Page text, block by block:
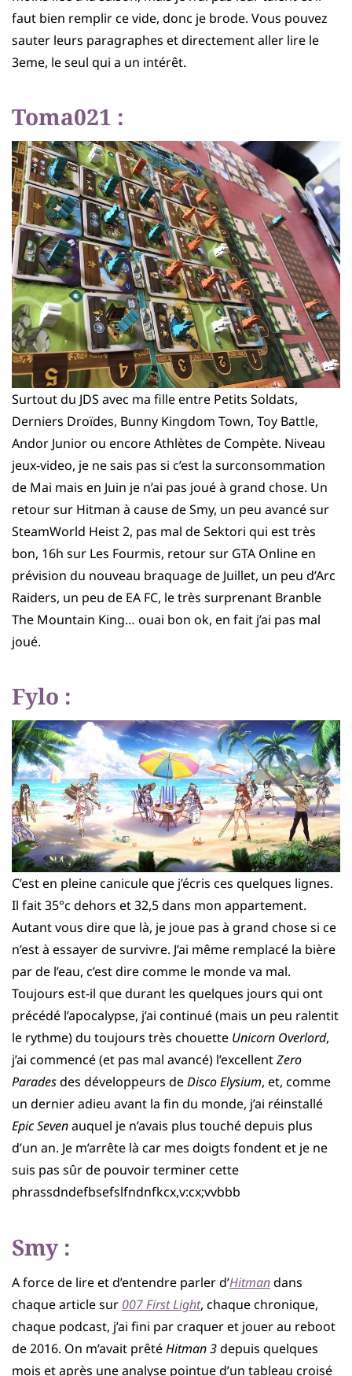
faut bien remplir ce vide, donc je brode. Vous pouvez
sauter leurs paragraphes et directement aller lire le
3eme, le seul qui a un intérêt.
Toma021 :
Surtout du JDS avec ma fille entre Petits Soldats,
Derniers Droïdes, Bunny Kingdom Town, Toy Battle,
Andor Junior ou encore Athlètes de Compète. Niveau
jeux-video, je ne sais pas si c’est la surconsommation
de Mai mais en Juin je n’ai pas joué à grand chose. Un
retour sur Hitman à cause de Smy, un peu avancé sur
SteamWorld Heist 2, pas mal de Sektori qui est très
bon, 16h sur Les Fourmis, retour sur GTA Online en
prévision du nouveau braquage de Juillet, un peu d’Arc
Raiders, un peu de EA FC, le très surprenant Branble
The Mountain King… ouai bon ok, en fait j’ai pas mal
joué.
Fylo :
C’est en pleine canicule que j’écris ces quelques lignes.
Il fait 35°c dehors et 32,5 dans mon appartement.
Autant vous dire que là, je joue pas à grand chose si ce
n’est à essayer de survivre. J’ai même remplacé la bière
par de l’eau, c’est dire comme le monde va mal.
Toujours est-il que durant les quelques jours qui ont
précédé l’apocalypse, j’ai continué (mais un peu ralentit
le rythme) du toujours très chouette Unicorn Overlord,
j’ai commencé (et pas mal avancé) l’excellentZero
Paradesdes développeurs deDisco Elysium, et, comme
un dernier adieu avant la fin du monde, j’ai réinstallé
Epic Sevenauquel je n’avais plus touché depuis plus
d’un an. Je m’arrête là car mes doigts fondent et je ne
suis pas sûr de pouvoir terminer cette
phrassdndefbsefslfndnfkcx,v:cx;vvbbb
Smy :
A force de lire et d’entendre parler d’Hitmandans
chaque article sur 007 First Light, chaque chronique,
chaque podcast, j’ai fini par craquer et jouer au reboot
de 2016. On m’avait prêtéHitman 3depuis quelques
mois et après une analyse pointue d’un tableau croisé